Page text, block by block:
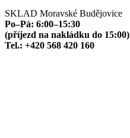
SKLAD Moravské Budějovice
Po–Pá: 6:00–15:30
(příjezd na nakládku do 15:00)
Tel.: +420 568 420 160